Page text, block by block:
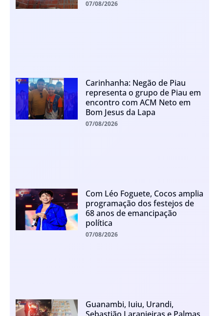
07/08/2026
Carinhanha: Negão de Piau
representa o grupo de Piau em
encontro com ACM Neto em
Bom Jesus da Lapa
07/08/2026
Com Léo Foguete, Cocos amplia
programação dos festejos de
68 anos de emancipação
política
07/08/2026
Guanambi, Iuiu, Urandi,